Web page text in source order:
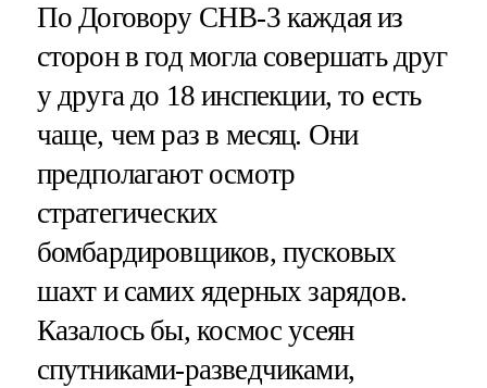
По Договору СНВ-3 каждая из
сторон в год могла совершать друг
у друга до 18 инспекции, то есть
чаще, чем раз в месяц. Они
предполагают осмотр
стратегических
бомбардировщиков, пусковых
шахт и самих ядерных зарядов.
Казалось бы, космос усеян
спутниками-разведчиками,